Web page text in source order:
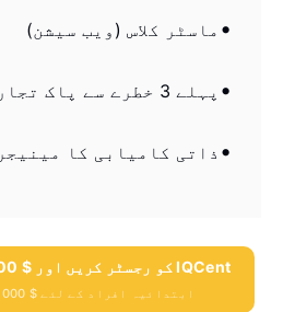
ماسٹر کلاس (ویب سیشن)
پہلے 3 خطرے سے پاک تجارت
ذاتی کامیابی کا مینیجر
IQCent کو رجسٹر کریں اور $ 10،000 مفت حاصل کریں
ابتدائیہ افراد کے لئے $ 10،000 مفت حاصل کریں